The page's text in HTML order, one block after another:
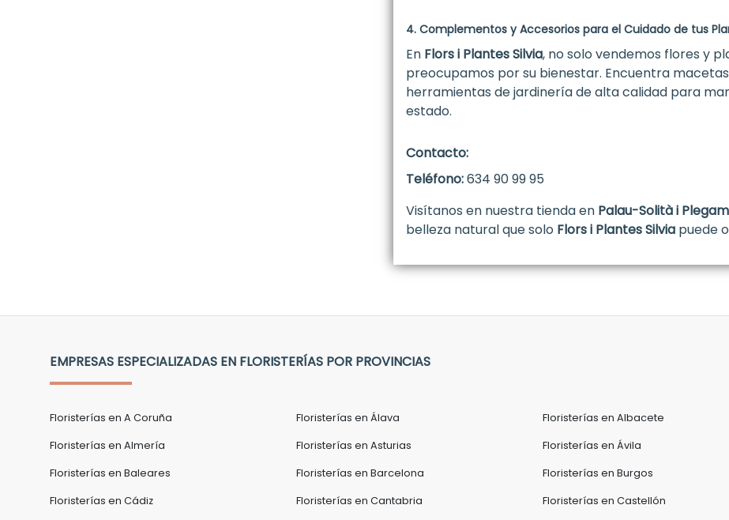
4. Complementos y Accesorios para el Cuidado de tus
En Flors i Plantes Silvia, no solo vendemos flores y
preocupamos por su bienestar. Encuentra
herramientas de jardinería de alta calidad para
estado.
Contacto:
Teléfono:634 90 99 95
Visítanos en nuestra tienda en Palau-Solità i
belleza natural que solo Flors i Plantes Silvia puede
EMPRESAS ESPECIALIZADAS EN FLORISTERÍAS POR PROVINCIAS
Floristerías en A Coruña Floristerías en Álava Floristerías en Albacete
Floristerías en Almería Floristerías en Asturias Floristerías en Ávila
Floristerías en Baleares Floristerías en Barcelona Floristerías en Burgos
Floristerías en Cádiz Floristerías en Cantabria Floristerías en Castellón